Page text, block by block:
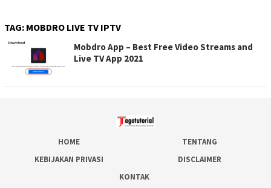
TAG: MOBDRO LIVE TV IPTV
Mobdro App – Best Free Video Streams and
Live TV App 2021
HOME
TENTANG
KEBIJAKAN PRIVASI
DISCLAIMER
KONTAK